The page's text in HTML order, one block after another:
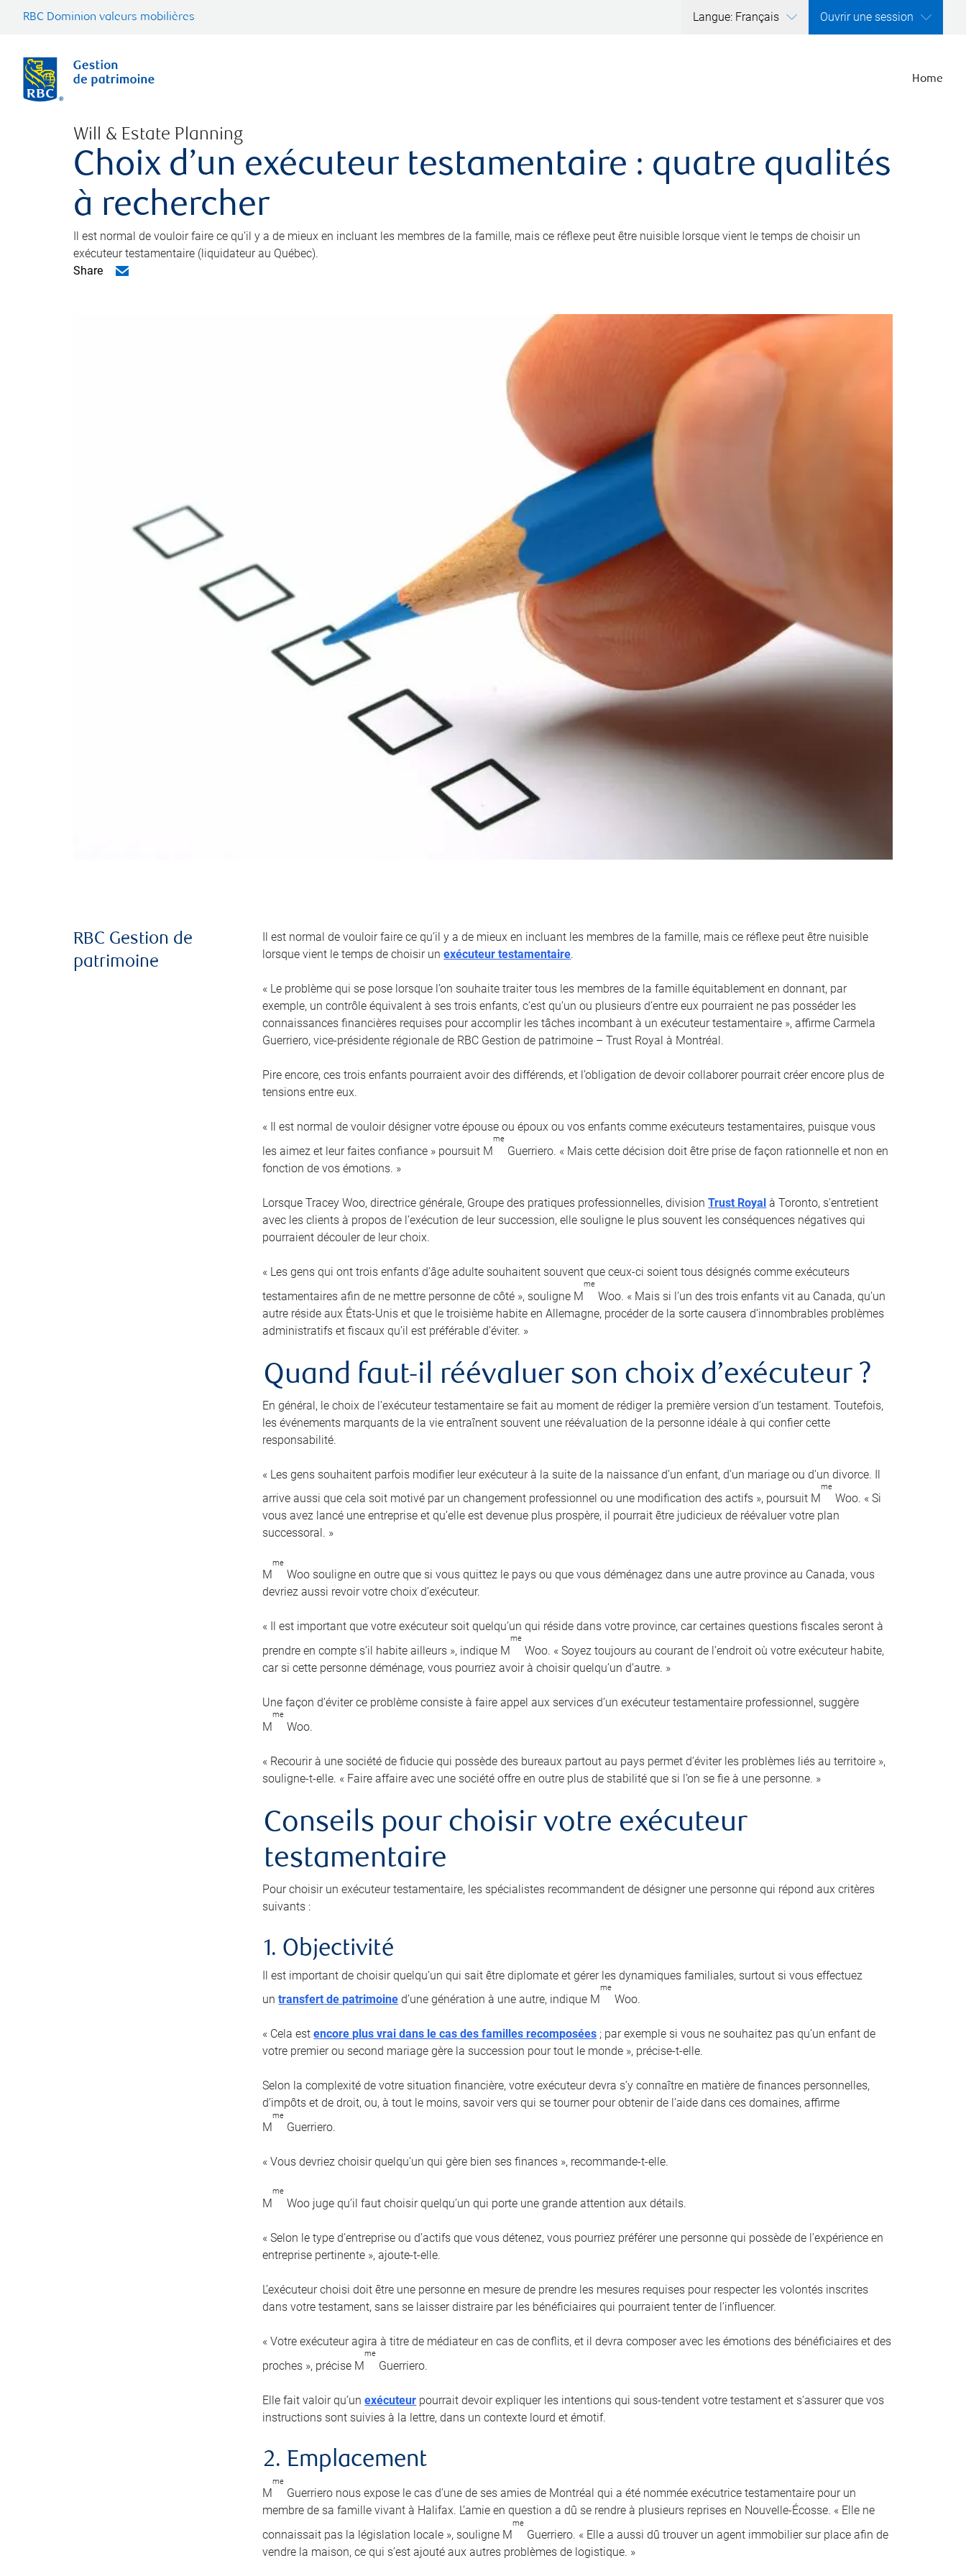
RBC Dominion valeurs mobilières Langue: Français Ouvrir une session
Home
Will & Estate Planning
Choix d’un exécuteur testamentaire : quatre qualités
à rechercher
Il est normal de vouloir faire ce qu’il y a de mieux en incluant les membres de la famille, mais ce réflexe peut être nuisible lorsque vient le temps de choisir un
exécuteur testamentaire (liquidateur au Québec).
Share
RBC Gestion de
patrimoine
Il est normal de vouloir faire ce qu’il y a de mieux en incluant les membres de la famille, mais ce réflexe peut être nuisible
lorsque vient le temps de choisir unexécuteur testamentaire.
« Le problème qui se pose lorsque l’on souhaite traiter tous les membres de la famille équitablement en donnant, par
exemple, un contrôle équivalent à ses trois enfants, c’est qu’un ou plusieurs d’entre eux pourraient ne pas posséder les
connaissances financières requises pour accomplir les tâches incombant à un exécuteur testamentaire », affirme Carmela
Guerriero, vice-présidente régionale de RBC Gestion de patrimoine – Trust Royal à Montréal.
Pire encore, ces trois enfants pourraient avoir des différends, et l’obligation de devoir collaborer pourrait créer encore plus de
tensions entre eux.
« Il est normal de vouloir désigner votre épouse ou époux ou vos enfants comme exécuteurs testamentaires, puisque vous
les aimez et leur faites confiance » poursuit M
me
Guerriero. « Mais cette décision doit être prise de façon rationnelle et non en
fonction de vos émotions. »
Lorsque Tracey Woo, directrice générale, Groupe des pratiques professionnelles, divisionTrust Royal à Toronto, s’entretient
avec les clients à propos de l’exécution de leur succession, elle souligne le plus souvent les conséquences négatives qui
pourraient découler de leur choix.
« Les gens qui ont trois enfants d’âge adulte souhaitent souvent que ceux-ci soient tous désignés comme exécuteurs
testamentaires afin de ne mettre personne de côté », souligne M
me
Woo. « Mais si l’un des trois enfants vit au Canada, qu’un
autre réside aux États-Unis et que le troisième habite en Allemagne, procéder de la sorte causera d’innombrables problèmes
administratifs et fiscaux qu’il est préférable d’éviter. »
Quand faut-il réévaluer son choix d’exécuteur ?
En général, le choix de l’exécuteur testamentaire se fait au moment de rédiger la première version d’un testament. Toutefois,
les événements marquants de la vie entraînent souvent une réévaluation de la personne idéale à qui confier cette
responsabilité.
« Les gens souhaitent parfois modifier leur exécuteur à la suite de la naissance d’un enfant, d’un mariage ou d’un divorce. Il
arrive aussi que cela soit motivé par un changement professionnel ou une modification des actifs », poursuit M
me
Woo. « Si
vous avez lancé une entreprise et qu’elle est devenue plus prospère, il pourrait être judicieux de réévaluer votre plan
successoral. »
M
me
Woo souligne en outre que si vous quittez le pays ou que vous déménagez dans une autre province au Canada, vous
devriez aussi revoir votre choix d’exécuteur.
« Il est important que votre exécuteur soit quelqu’un qui réside dans votre province, car certaines questions fiscales seront à
prendre en compte s’il habite ailleurs », indique M
me
Woo. « Soyez toujours au courant de l’endroit où votre exécuteur habite,
car si cette personne déménage, vous pourriez avoir à choisir quelqu’un d’autre. »
Une façon d’éviter ce problème consiste à faire appel aux services d’un exécuteur testamentaire professionnel, suggère
M
me
Woo.
« Recourir à une société de fiducie qui possède des bureaux partout au pays permet d’éviter les problèmes liés au territoire »,
souligne-t-elle. « Faire affaire avec une société offre en outre plus de stabilité que si l’on se fie à une personne. »
Conseils pour choisir votre exécuteur
testamentaire
Pour choisir un exécuteur testamentaire, les spécialistes recommandent de désigner une personne qui répond aux critères
suivants :
1. Objectivité
Il est important de choisir quelqu’un qui sait être diplomate et gérer les dynamiques familiales, surtout si vous effectuez
untransfert de patrimoine d’une génération à une autre, indique M
me
Woo.
« Cela estencore plus vrai dans le cas des familles recomposées ; par exemple si vous ne souhaitez pas qu’un enfant de
votre premier ou second mariage gère la succession pour tout le monde », précise-t-elle.
Selon la complexité de votre situation financière, votre exécuteur devra s’y connaître en matière de finances personnelles,
d’impôts et de droit, ou, à tout le moins, savoir vers qui se tourner pour obtenir de l’aide dans ces domaines, affirme
M
me
Guerriero.
« Vous devriez choisir quelqu’un qui gère bien ses finances », recommande-t-elle.
M
me
Woo juge qu’il faut choisir quelqu’un qui porte une grande attention aux détails.
« Selon le type d’entreprise ou d’actifs que vous détenez, vous pourriez préférer une personne qui possède de l’expérience en
entreprise pertinente », ajoute-t-elle.
L’exécuteur choisi doit être une personne en mesure de prendre les mesures requises pour respecter les volontés inscrites
dans votre testament, sans se laisser distraire par les bénéficiaires qui pourraient tenter de l’influencer.
« Votre exécuteur agira à titre de médiateur en cas de conflits, et il devra composer avec les émotions des bénéficiaires et des
proches », précise M
me
Guerriero.
Elle fait valoir qu’unexécuteur pourrait devoir expliquer les intentions qui sous-tendent votre testament et s’assurer que vos
instructions sont suivies à la lettre, dans un contexte lourd et émotif.
2. Emplacement
M
me
Guerriero nous expose le cas d’une de ses amies de Montréal qui a été nommée exécutrice testamentaire pour un
membre de sa famille vivant à Halifax. L’amie en question a dû se rendre à plusieurs reprises en Nouvelle-Écosse. « Elle ne
connaissait pas la législation locale », souligne M
me
Guerriero. « Elle a aussi dû trouver un agent immobilier sur place afin de
vendre la maison, ce qui s’est ajouté aux autres problèmes de logistique. »